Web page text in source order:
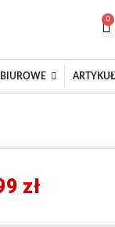
0
zł